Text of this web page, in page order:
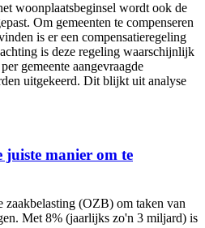
woonplaatsbeginsel wordt ook de
Om gemeenten te compenseren
is er een compensatieregeling
is deze regeling waarschijnlijk
gemeente aangevraagde
uitgekeerd. Dit blijkt uit analyse
manier om te
zaakbelasting (OZB) om taken van
Met 8% (jaarlijks zo'n 3 miljard) is